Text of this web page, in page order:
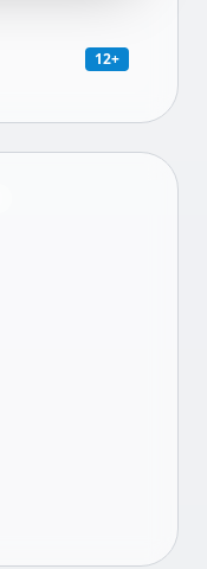
12+